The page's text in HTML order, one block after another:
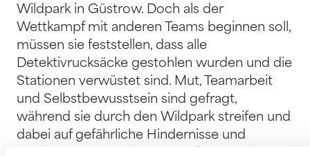
Wildpark in Güstrow. Doch als der
Wettkampf mit anderen Teams beginnen soll,
müssen sie feststellen, dass alle
Detektivrucksäcke gestohlen wurden und die
Stationen verwüstet sind. Mut, Teamarbeit
und Selbstbewusstsein sind gefragt,
während sie durch den Wildpark streifen und
dabei auf gefährliche Hindernisse und